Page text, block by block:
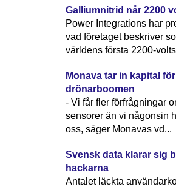
Galliumnitrid når 2200
Power Integrations har
vad företaget beskriver
världens första 2200-
Monava tar in kapital
drönarboomen
- Vi får fler förfrågningar
sensorer än vi någonsin
oss, säger Monavas vd...
Svensk data klarar sig
hackarna
Antalet läckta